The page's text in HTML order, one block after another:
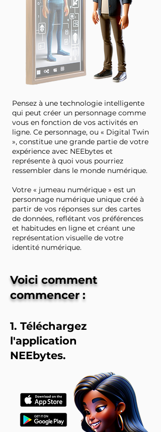
Pensez à une technologie intelligente
qui peut créer un personnage comme
vous en fonction de vos activités en
ligne. Ce personnage, ou « Digital Twin
», constitue une grande partie de votre
expérience avec NEEbytes et
représente à quoi vous pourriez
ressembler dans le monde numérique.
Votre « jumeau numérique » est un
personnage numérique unique créé à
partir de vos réponses sur des cartes
de données, reflétant vos préférences
et habitudes en ligne et créant une
représentation visuelle de votre
identité numérique.
Voici comment
commencer :
1. Téléchargez
l'application
NEEbytes.